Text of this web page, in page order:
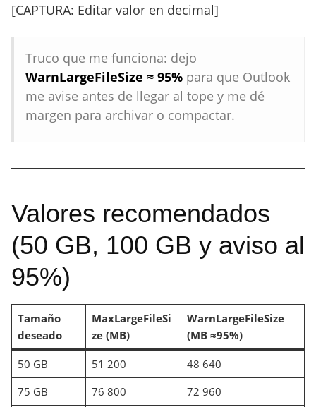
[CAPTURA: Editar valor en decimal]
Truco que me funciona: dejo
WarnLargeFileSize ≈ 95% para que Outlook
me avise antes de llegar al tope y me dé
margen para archivar o compactar.
Valores recomendados
(50 GB, 100 GB y aviso al
95%)
Tamaño
deseado
MaxLargeFileSi
ze (MB)
WarnLargeFileSize
(MB ≈95%)
50 GB 51 200
48 640
75 GB
76 800
72 960